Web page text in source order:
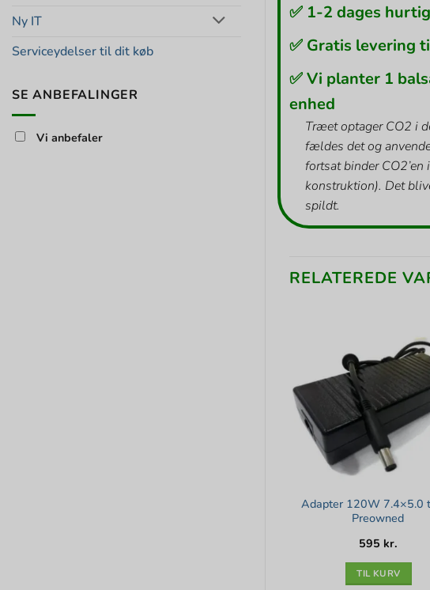
Ny IT
Serviceydelser til dit køb
SE ANBEFALINGER
Vi anbefaler
✅ 1-2 dages
✅ Gratis levering
✅ Vi planter 1
enhed
Træet optager CO2 i
fældes det og
fortsat binder
konstruktion). Det
spildt.
RELATEREDE
Adapter 120W 7.4×5.0
Preowned
595 kr.
TIL KURV